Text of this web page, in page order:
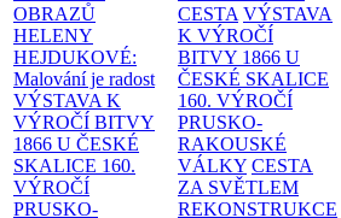
OBRAZŮ
HELENY
HEJDUKOVÉ:
Malování je radost
VÝSTAVA K
VÝROČÍ BITVY
1866 U ČESKÉ
SKALICE 160.
VÝROČÍ
PRUSKO-
CESTA VÝSTAVA
K VÝROČÍ
BITVY 1866 U
ČESKÉ SKALICE
160. VÝROČÍ
PRUSKO-
RAKOUSKÉ
VÁLKY CESTA
ZA SVĚTLEM
REKONSTRUKCE